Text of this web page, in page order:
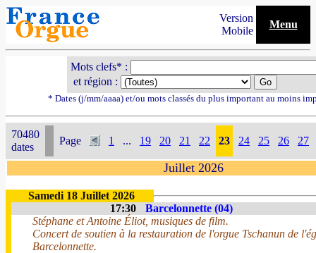
Version
Mobile
Menu
Mots clefs* :
et région :
* Dates (j/mm/aaaa) et/ou mots classés du plus important au moins
70480
dates
Page 1 ... 19 20 21 22 23 24 25 26 27
Juillet 2026
Samedi 18 Juillet 2026
17:30
Barcelonnette (04)
Stéphane et Antoine Éliot, musiques de film.
Concert de soutien à la restauration de l'orgue Tschanun de
Barcelonnette.